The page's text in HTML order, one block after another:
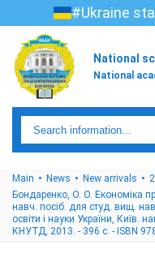
#Ukraine
National
National
Main News New arrivals
Бондаренко, О. О. Економіка
навч. посіб. для студ. вищ.
освіти і науки України, Київ.
КНУТД, 2013. - 396 с. - ISBN